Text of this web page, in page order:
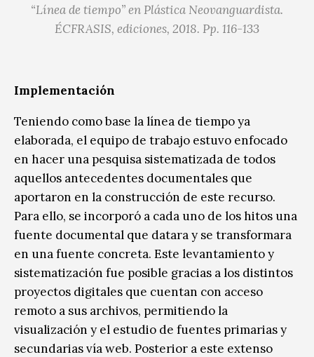
“Línea de tiempo” en Plástica Neovanguardista.
ÉCFRASIS, ediciones, 2018. Pp. 116-133
Implementación
Teniendo como base la línea de tiempo ya
elaborada, el equipo de trabajo estuvo enfocado
en hacer una pesquisa sistematizada de todos
aquellos antecedentes documentales que
aportaron en la construcción de este recurso.
Para ello, se incorporó a cada uno de los hitos una
fuente documental que datara y se transformara
en una fuente concreta. Este levantamiento y
sistematización fue posible gracias a los distintos
proyectos digitales que cuentan con acceso
remoto a sus archivos, permitiendo la
visualización y el estudio de fuentes primarias y
secundarias vía web. Posterior a este extenso